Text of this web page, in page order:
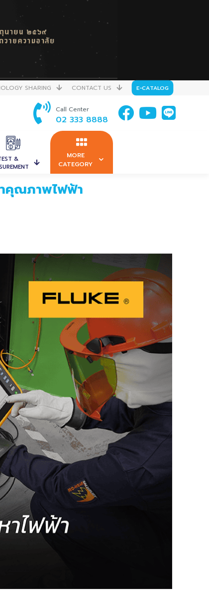
SHARING CONTACT US E-CATALOG
Call Center
02 333 8888
&
MORE
CATEGORY
คุณภาพไฟฟ้า